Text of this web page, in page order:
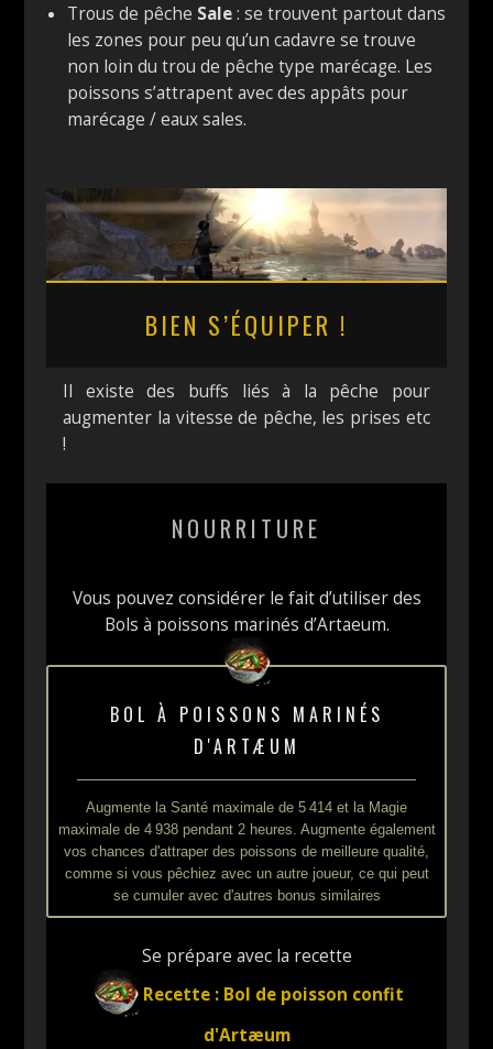
Trous de pêche Sale: se trouvent partout dans
les zones pour peu qu’un cadavre se trouve
non loin du trou de pêche type marécage. Les
poissons s’attrapent avec des appâts pour
marécage / eaux sales.
BIEN S’ÉQUIPER !
Il existe des buffs liés à la pêche pour
augmenter la vitesse de pêche, les prises etc
!
NOURRITURE
Vous pouvez considérer le fait d’utiliser des
Bols à poissons marinés d’Artaeum.
BOL À POISSONS MARINÉS
D'ARTÆUM
Augmente la Santé maximale de 5 414 et la Magie
maximale de 4 938 pendant 2 heures. Augmente également
vos chances d'attraper des poissons de meilleure qualité,
comme si vous pêchiez avec un autre joueur, ce qui peut
se cumuler avec d'autres bonus similaires
Se prépare avec la recette
Recette : Bol de poisson confit
d'Artæum